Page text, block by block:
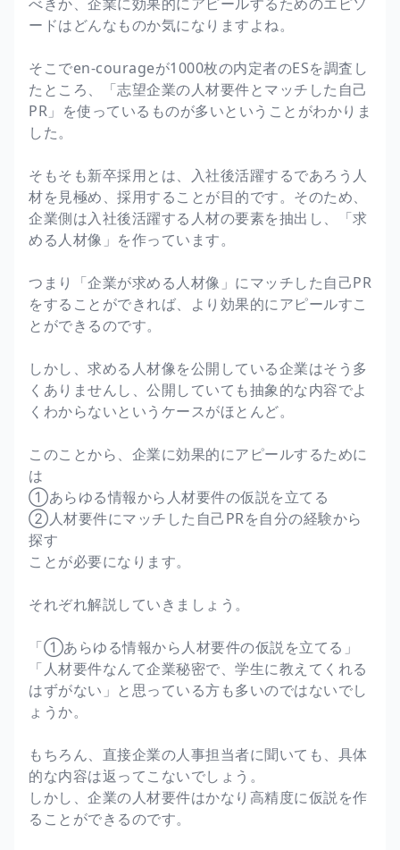
ードはどんなものか気になりますよね。
そこでen-courageが1000枚の内定者のESを調査し
たところ、「志望企業の人材要件とマッチした自己
PR」を使っているものが多いということがわかりま
した。
そもそも新卒採用とは、入社後活躍するであろう人
材を見極め、採用することが目的です。そのため、
企業側は入社後活躍する人材の要素を抽出し、「求
める人材像」を作っています。
つまり「企業が求める人材像」にマッチした自己PR
をすることができれば、より効果的にアピールすこ
とができるのです。
しかし、求める人材像を公開している企業はそう多
くありませんし、公開していても抽象的な内容でよ
くわからないというケースがほとんど。
このことから、企業に効果的にアピールするために
は
①あらゆる情報から人材要件の仮説を立てる
②人材要件にマッチした自己PRを自分の経験から
探す
ことが必要になります。
それぞれ解説していきましょう。
「①あらゆる情報から人材要件の仮説を立てる」
「人材要件なんて企業秘密で、学生に教えてくれる
はずがない」と思っている方も多いのではないでし
ょうか。
もちろん、直接企業の人事担当者に聞いても、具体
的な内容は返ってこないでしょう。
しかし、企業の人材要件はかなり高精度に仮説を作
ることができるのです。